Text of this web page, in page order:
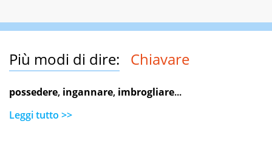
Più modi di dire: Chiavare
possedere, ingannare, imbrogliare...
Leggi tutto >>